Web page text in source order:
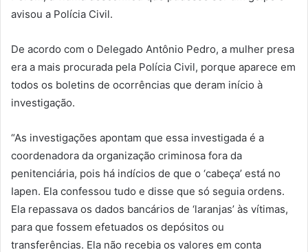
avisou a Polícia Civil.
De acordo com o Delegado Antônio Pedro, a mulher presa
era a mais procurada pela Polícia Civil, porque aparece em
todos os boletins de ocorrências que deram início à
investigação.
“As investigações apontam que essa investigada é a
coordenadora da organização criminosa fora da
penitenciária, pois há indícios de que o ‘cabeça’ está no
Iapen. Ela confessou tudo e disse que só seguia ordens.
Ela repassava os dados bancários de ‘laranjas’ às vítimas,
para que fossem efetuados os depósitos ou
transferências. Ela não recebia os valores em conta